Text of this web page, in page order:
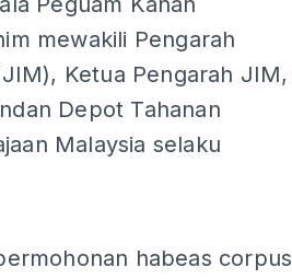
mewakili Pengarah
Ketua Pengarah JIM,
Depot Tahanan
Malaysia selaku
habeas corpus